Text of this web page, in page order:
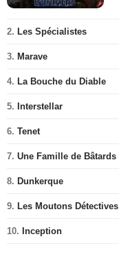
2. Les Spécialistes
3. Marave
4. La Bouche du Diable
5. Interstellar
6. Tenet
7. Une Famille de Bâtards
8. Dunkerque
9. Les Moutons Détectives
10. Inception